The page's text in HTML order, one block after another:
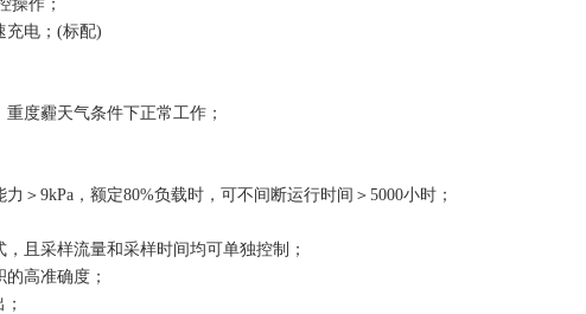
操作；
充电；(标配)
度霾天气条件下正常工作；
＞9kPa，额定80%负载时，可不间断运行时间＞5000小时；
且采样流量和采样时间均可单独控制；
高准确度；